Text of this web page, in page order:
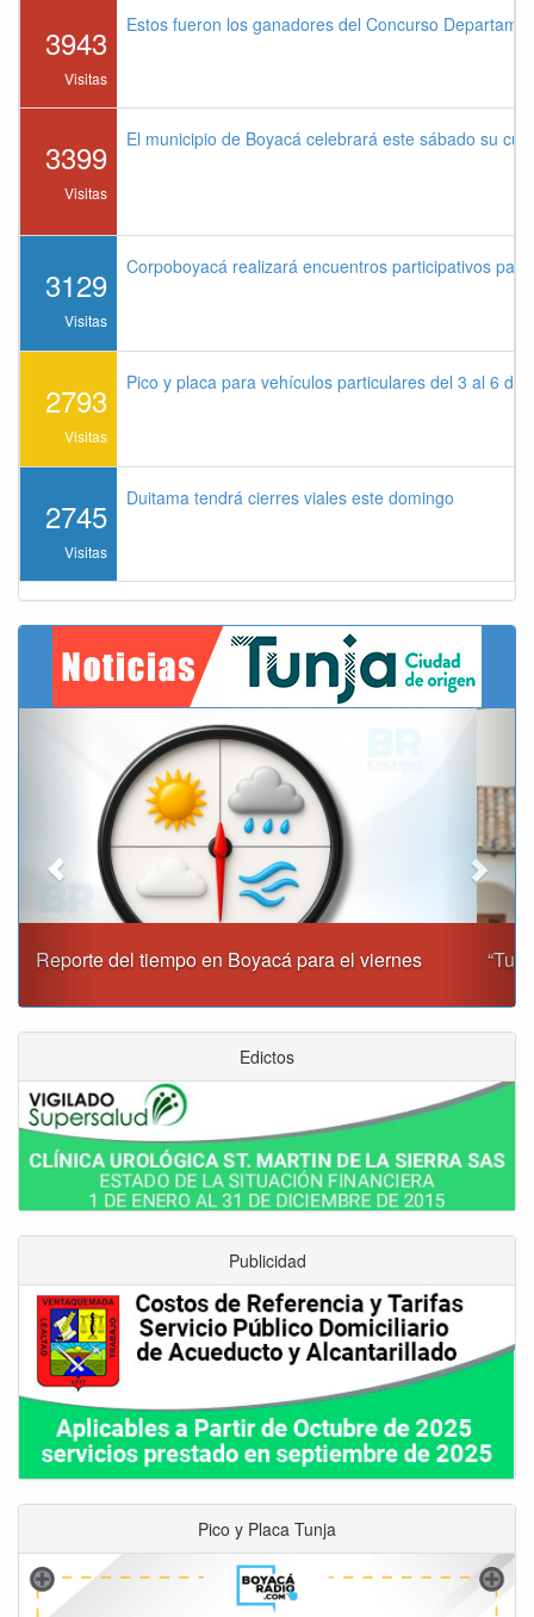
3943
Visitas
Estos fueron los ganadores del Concurso
3399
Visitas
El municipio de Boyacá celebrará este sábado su
3129
Visitas
Corpoboyacá realizará encuentros participativos
2793
Visitas
Pico y placa para vehículos particulares del 3 al 6 de
2745
Visitas
Duitama tendrá cierres viales este domingo
“Tunja nos ha dado demasiado y no podemos fallarle en
Edictos
Publicidad
Pico y Placa Tunja